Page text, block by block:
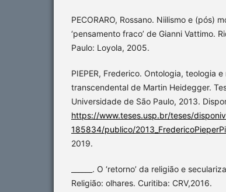
PECORARO, Rossano. Niilismo e (pós)
‘pensamento fraco’ de Gianni Vattimo.
Paulo: Loyola, 2005.
PIEPER, Frederico. Ontologia, teologia
transcendental de Martin Heidegger.
Universidade de São Paulo, 2013.
https://www.teses.usp.br/teses/
185834/publico/
2019.
______. O ‘retorno’ da religião e
Religião: olhares. Curitiba: CRV,2016.